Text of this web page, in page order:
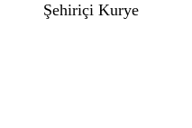
Şehiriçi Kurye